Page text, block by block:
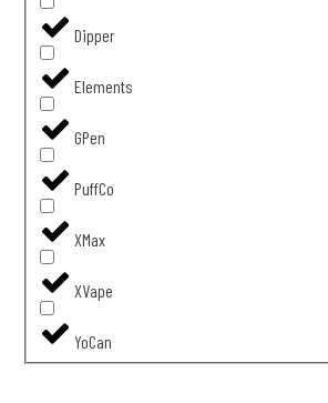
Dipper
Elements
GPen
PuffCo
XMax
XVape
YoCan